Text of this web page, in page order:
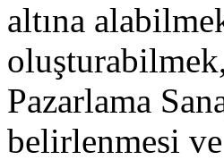
altına
Pazarlama
belirlenmesi